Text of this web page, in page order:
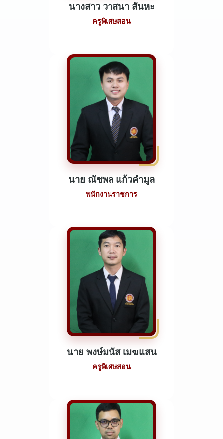
นางสาว วาสนา สันหะ
ครูพิเศษสอน
นาย ณัชพล แก้วคำมูล
พนักงานราชการ
นาย พงษ์มนัส เมฆแสน
ครูพิเศษสอน